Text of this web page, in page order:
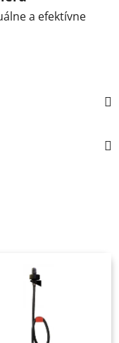
a efektívne